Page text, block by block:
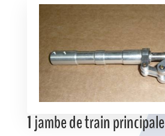
Favoris
1 jambe de train principale